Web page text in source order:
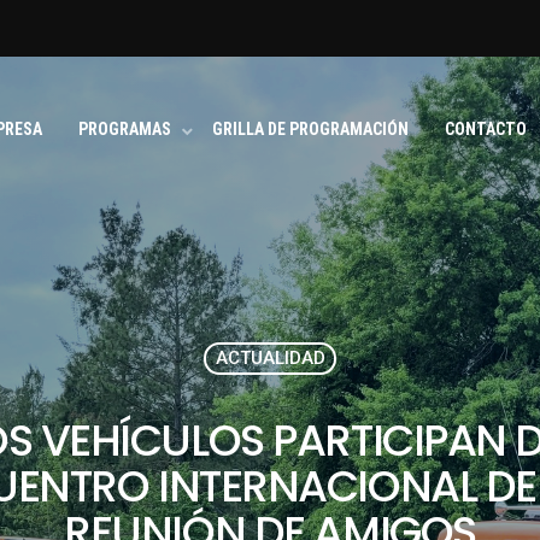
PROGRAMAS GRILLA DE PROGRAMACIÓN CONTACTO
ACTUALIDAD
VEHÍCULOS PARTICIPAN
INTERNACIONAL